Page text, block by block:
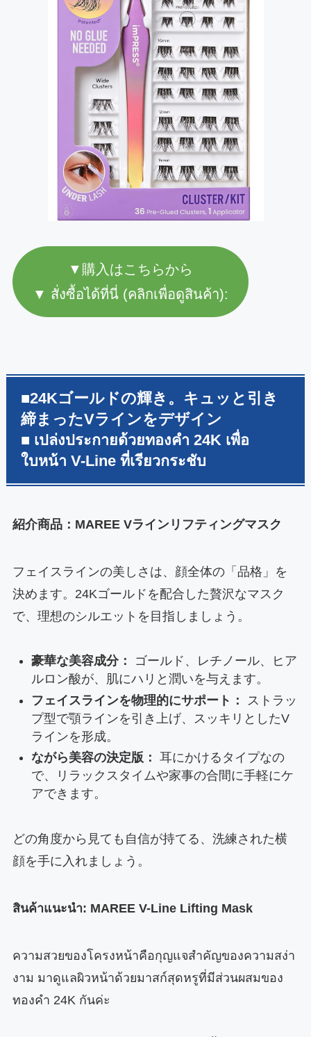
▼購入はこちらから
▼ สั่งซื้อได้ที่นี่ (คลิกเพื่อดูสินค้า):
■24Kゴールドの輝き。キュッと引き
締まったVラインをデザイン
■ เปล่งประกายด้วยทองคำ 24K เพื่อ
ใบหน้า V-Line ที่เรียวกระชับ
紹介商品：MAREE Vラインリフティングマスク
フェイスラインの美しさは、顔全体の「品格」を
決めます。24Kゴールドを配合した贅沢なマスク
で、理想のシルエットを目指しましょう。
豪華な美容成分：
ゴールド、レチノール、ヒア
ルロン酸が、肌にハリと潤いを与えます。
フェイスラインを物理的にサポート：
ストラッ
プ型で顎ラインを引き上げ、スッキリとしたV
ラインを形成。
ながら美容の決定版： 耳にかけるタイプなの
で、リラックスタイムや家事の合間に手軽にケ
アできます。
どの角度から見ても自信が持てる、洗練された横
顔を手に入れましょう。
สินค้าแนะนำ: MAREE V-Line Lifting Mask
ความสวยของโครงหน้าคือกุญแจสำคัญของความสง่า
งาม มาดูแลผิวหน้าด้วยมาสก์สุดหรูที่มีส่วนผสมของ
ทองคำ 24K กันค่ะ